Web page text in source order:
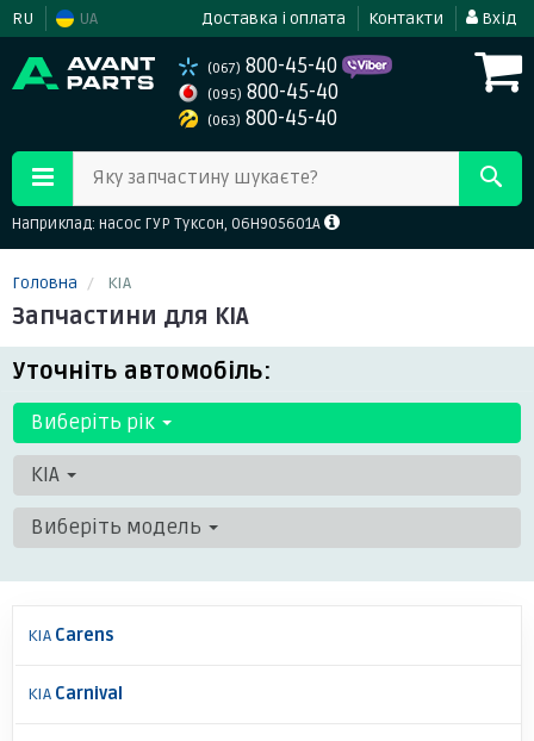
RU UA Доставка і оплата Контакти Вхід
(067) 800-45-40
(095) 800-45-40
(063) 800-45-40
Яку запчастину шукаєте?
Наприклад: насос ГУР Туксон, 06H905601A
Головна KIA
Запчастини для KIA
Уточніть автомобіль:
Виберіть рік
KIA
Виберіть модель
KIA Carens
KIA Carnival